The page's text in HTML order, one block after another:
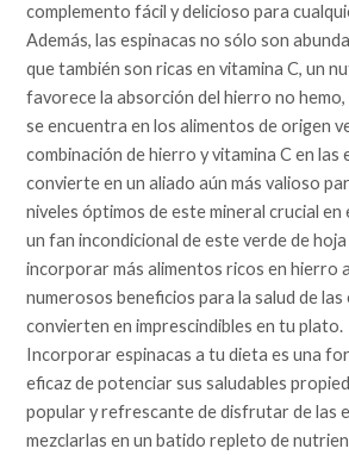
complemento fácil y delicioso para
Además, las espinacas no sólo son
que también son ricas en vitamina C, un
favorece la absorción del hierro no
se encuentra en los alimentos de origen
combinación de hierro y vitamina C en las
convierte en un aliado aún más valioso
niveles óptimos de este mineral crucial en
un fan incondicional de este verde de
incorporar más alimentos ricos en hierro
numerosos beneficios para la salud de las
convierten en imprescindibles en tu plato.
Incorporar espinacas a tu dieta es una
eficaz de potenciar sus saludables
popular y refrescante de disfrutar de las
mezclarlas en un batido repleto de